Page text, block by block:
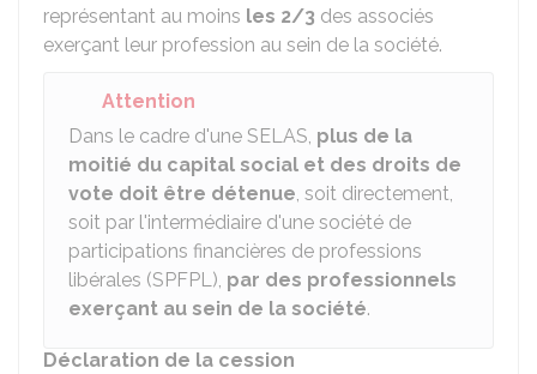
représentant au moins les 2/3 des associés
exerçant leur profession au sein de la société.
Attention
Dans le cadre d'une SELAS, plus de la
moitié du capital social et des droits de
vote doit être détenue, soit directement,
soit par l'intermédiaire d'une société de
participations financières de professions
libérales (SPFPL), par des professionnels
exerçant au sein de la société.
Déclaration de la cession